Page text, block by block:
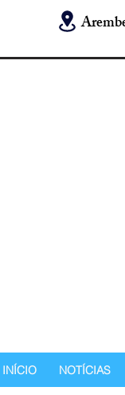
INÍCIO NOTÍCIAS